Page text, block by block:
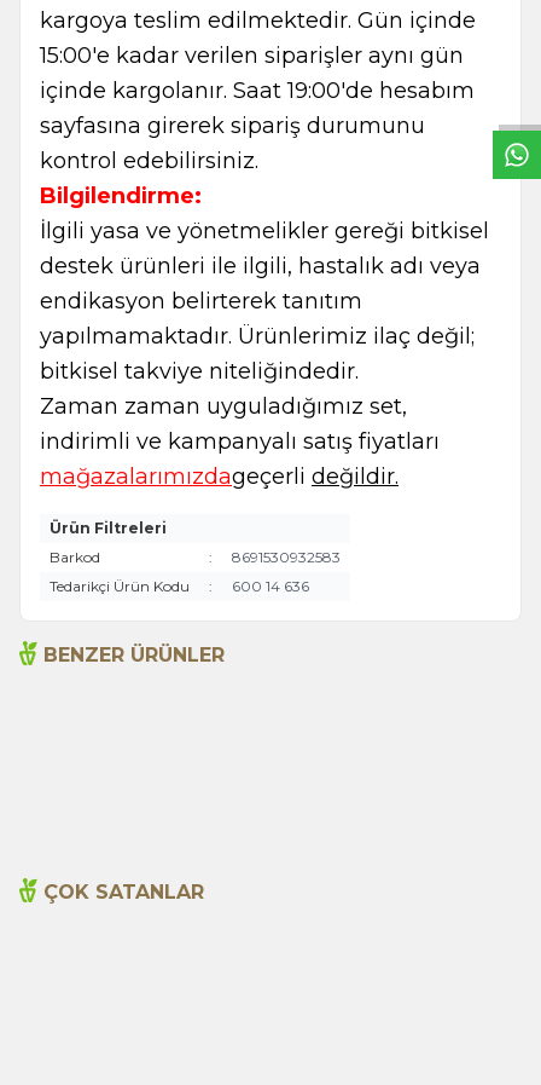
kargoya teslim edilmektedir. Gün içinde
15:00'e kadar verilen siparişler aynı gün
içinde kargolanır. Saat 19:00'de hesabım
sayfasına girerek sipariş durumunu
kontrol edebilirsiniz.
Bilgilendirme:
İlgili yasa ve yönetmelikler gereği bitkisel
destek ürünleri ile ilgili, hastalık adı veya
endikasyon belirterek tanıtım
yapılmamaktadır. Ürünlerimiz ilaç değil;
bitkisel takviye niteliğindedir.
Zaman zaman uyguladığımız set,
indirimli ve kampanyalı satış fiyatları
mağazalarımızdageçerli değildir.
Ürün Filtreleri
Barkod
:
8691530932583
Tedarikçi Ürün Kodu
: 600 14 636
BENZER ÜRÜNLER
ÇOK SATANLAR